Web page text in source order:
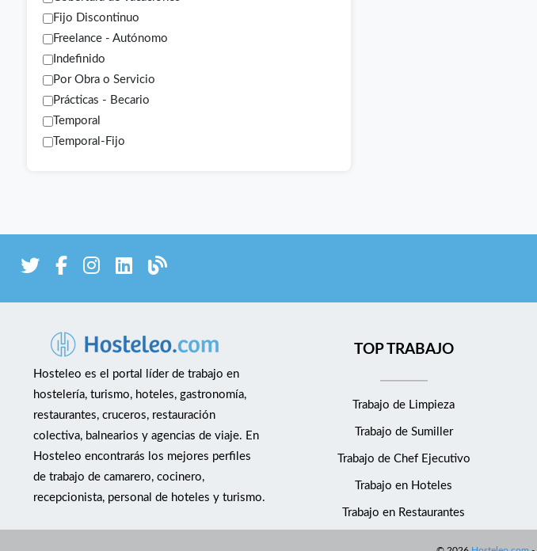
Fijo Discontinuo
Freelance - Autónomo
Indefinido
Por Obra o Servicio
Prácticas - Becario
Temporal
Temporal-Fijo
Hosteleo es el portal líder de trabajo en
hostelería, turismo, hoteles, gastronomía,
restaurantes, cruceros, restauración
colectiva, balnearios y agencias de viaje. En
Hosteleo encontrarás los mejores perfiles
de trabajo de camarero, cocinero,
recepcionista, personal de hoteles y turismo.
TOP TRABAJO
Trabajo de Limpieza
Trabajo de Sumiller
Trabajo de Chef Ejecutivo
Trabajo en Hoteles
Trabajo en Restaurantes